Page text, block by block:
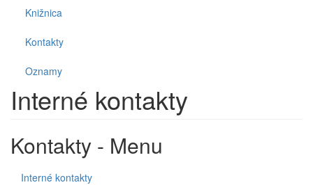
Knižnica
Kontakty
Oznamy
Interné kontakty
Kontakty - Menu
Interné kontakty